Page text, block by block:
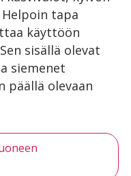
tapa
käyttöön
sisällä olevat
siemenet
päällä olevaan